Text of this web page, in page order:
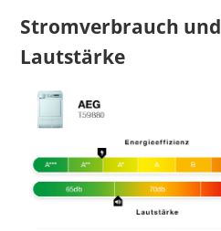
Stromverbrauch und
Lautstärke